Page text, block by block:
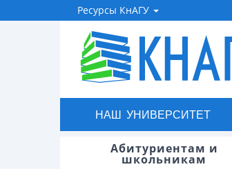
Ресурсы КнАГУ
НАШ УНИВЕРСИТЕТ
Абитуриентам и
школьникам